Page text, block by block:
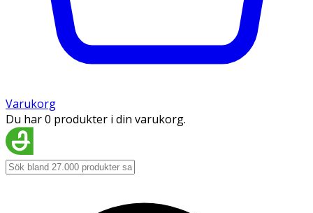
Varukorg
Du har 0 produkter i din varukorg.